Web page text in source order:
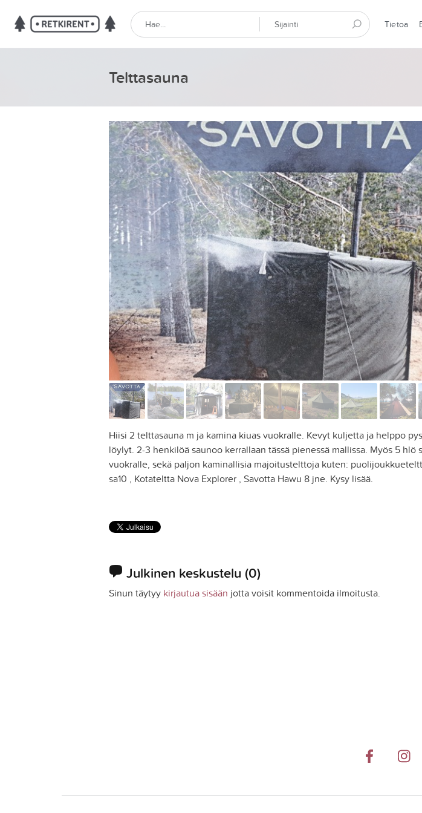
Tietoa
Telttasauna
Hiisi 2 telttasauna m ja kamina kiuas vuokralle. Kevyt kuljetta ja helppo
löylyt. 2-3 henkilöä saunoo kerrallaan tässä pienessä mallissa. Myös 5 hlö
vuokralle, sekä paljon kaminallisia majoitustelttoja kuten:
sa10 , Kotateltta Nova Explorer , Savotta Hawu 8 jne. Kysy lisää.
Julkinen keskustelu (0)
Sinun täytyy kirjautua sisään jotta voisit kommentoida ilmoitusta.